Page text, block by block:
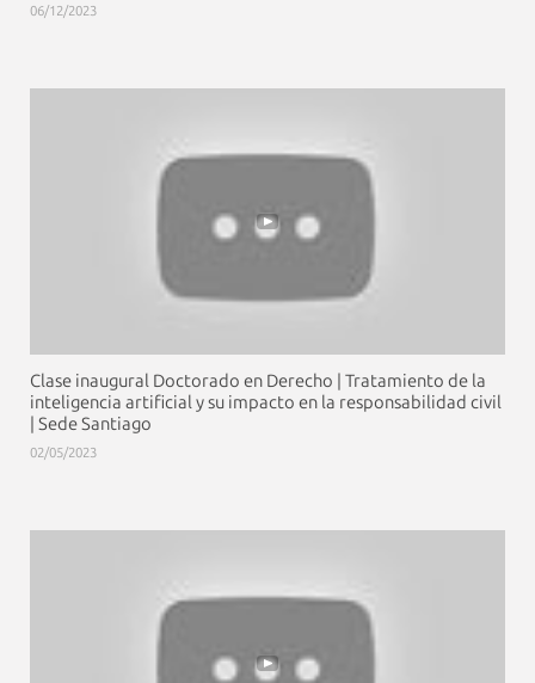
06/12/2023
Clase inaugural Doctorado en Derecho | Tratamiento de la
inteligencia artificial y su impacto en la responsabilidad civil
| Sede Santiago
02/05/2023